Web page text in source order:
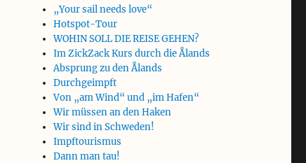
„Your sail needs love“
Hotspot-Tour
WOHIN SOLL DIE REISE GEHEN?
Im ZickZack Kurs durch die Ålands
Absprung zu den Ålands
Durchgeimpft
Von „am Wind“ und „im Hafen“
Wir müssen an den Haken
Wir sind in Schweden!
Impftourismus
Dann man tau!